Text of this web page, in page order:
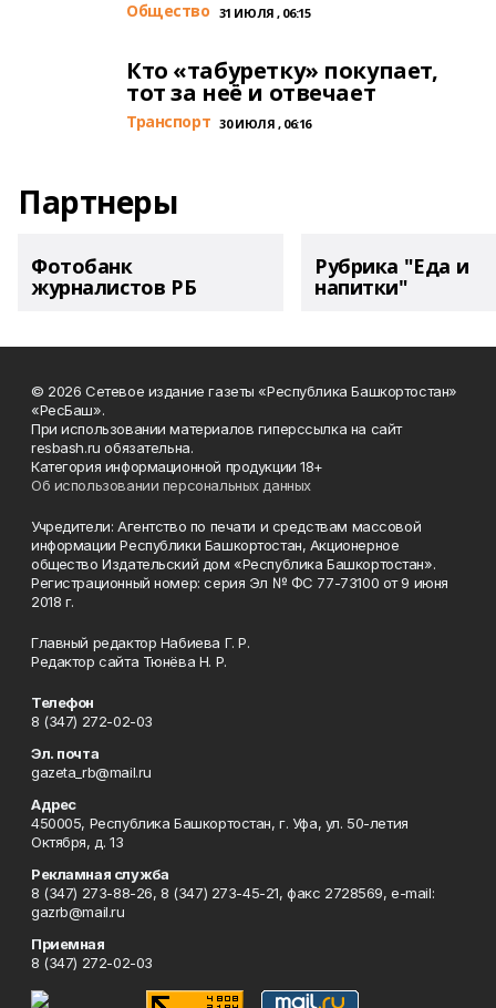
Общество 31 ИЮЛЯ , 06:15
Кто «табуретку» покупает,
тот за неё и отвечает
Транспорт 30 ИЮЛЯ , 06:16
Партнеры
Фотобанк
журналистов РБ
Рубрика "Еда и
напитки"
© 2026 Сетевое издание газеты «Республика Башкортостан»
«РесБаш».
При использовании материалов гиперссылка на сайт
resbash.ru обязательна.
Категория информационной продукции 18+
Об использовании персональных данных
Учредители: Агентство по печати и средствам массовой
информации Республики Башкортостан, Акционерное
общество Издательский дом «Республика Башкортостан».
Регистрационный номер: серия Эл № ФС 77-73100 от 9 июня
2018 г.
Главный редактор Набиева Г. Р.
Редактор сайта Тюнёва Н. Р.
Телефон
8 (347) 272-02-03
Эл. почта
gazeta_rb@mail.ru
Адрес
450005, Республика Башкортостан, г. Уфа, ул. 50-летия
Октября, д. 13
Рекламная служба
8 (347) 273-88-26, 8 (347) 273-45-21, факс 2728569, e-mail:
gazrb@mail.ru
Приемная
8 (347) 272-02-03